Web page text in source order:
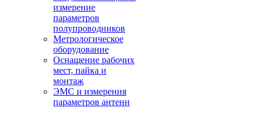
измерение
параметров
полупроводников
Метрологическое
оборудование
Оснащение рабочих
мест, пайка и
монтаж
ЭМС и измерения
параметров антенн